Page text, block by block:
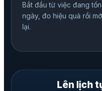
Bắt đầu từ việc đang
ngày, đo hiệu quả rồi
lại.
Lên lịch